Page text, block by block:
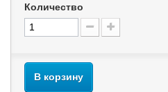
Количество
В корзину